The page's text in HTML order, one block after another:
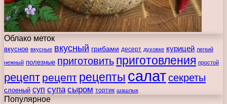
Облако меток
вкусное вкусные вкусный грибами десерт духовке курицей легкий
нежный полезные приготовить приготовления простой
рецепт рецепт рецепты салатсекреты
слоеный суп супа сыром тортик шашлык
Популярное